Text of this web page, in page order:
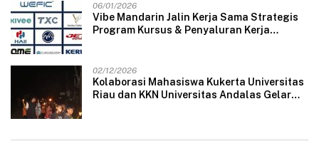
06/01/2026
Vibe Mandarin Jalin Kerja Sama Strategis
Program Kursus & Penyaluran Kerja
02/12/2026
Kolaborasi Mahasiswa Kukerta Universitas
Riau dan KKN Universitas Andalas Gelar